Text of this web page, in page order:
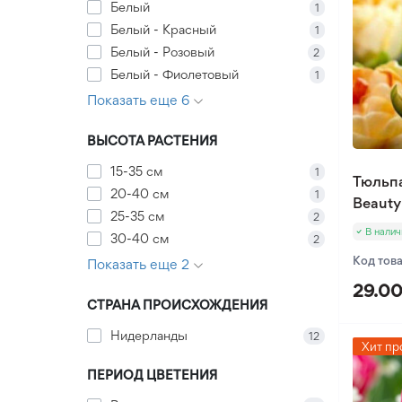
Аллиум Гигантский
Аллиумы Декоративные
Анемона
Безвременник (Колхикум)
Калла
Мускарии
Полиантес
Ранункулюс Лютик
Тигридия
Фритиллярии
Цикламен
Гладиолус
Гладиолус Крупноцветковый
Гладиолус Миниатюрный
Лилия
Лилия ОТ Гибрид
Лилия Азиатская
Прочие луковичные
Бегония
Ирисы Бородатые (Германика)
Ирис Пумила
Книфофия
Сангвинария
Юкка
Семена Тыквы
Семена Фасоли
Семена Сельдерей
Семена Стевии
Семена Укропа
Семена Черемши
Семена Щавеля
Белый
1
Белый - Красный 1
Белый - Розовый 2
Белый - Фиолетовый 1
Показать еще 6
ВЫСОТА РАСТЕНИЯ
15-35 см
1
20-40 см 1
25-35 см 2
30-40 см 2
Показать еще 2
СТРАНА ПРОИСХОЖДЕНИЯ
Нидерланды
12
ПЕРИОД ЦВЕТЕНИЯ
Beauty
В
Код
Хит